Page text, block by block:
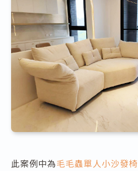
此案例中為毛毛蟲單人小沙發椅